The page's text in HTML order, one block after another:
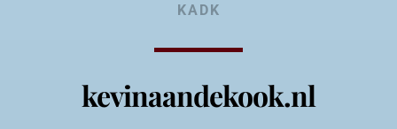
KADK
kevinaandekook.nl